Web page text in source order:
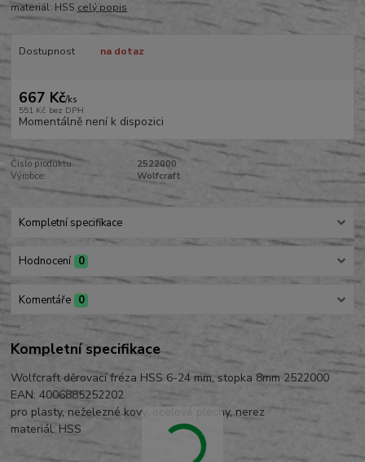
materiál: HSS celý popis
Dostupnost na dotaz
667 Kč/ks
551 Kč bez DPH
Momentálně není k dispozici
Číslo produktu:
2522000
Výrobce:
Wolfcraft
Kompletní specifikace
Hodnocení 0
Komentáře 0
Kompletní specifikace
Wolfcraft děrovací fréza HSS 6-24 mm, stopka 8mm 2522000
EAN: 4006885252202
pro plasty, neželezné kovy, ocelové plechy, nerez
materiál: HSS